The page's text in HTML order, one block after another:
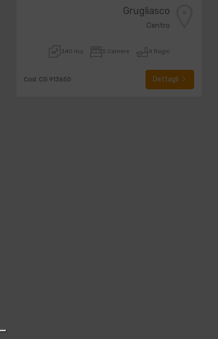
Grugliasco
Centro
340 mq 5 Camere 4 Bagni
Cod. CG 913650 Dettagli